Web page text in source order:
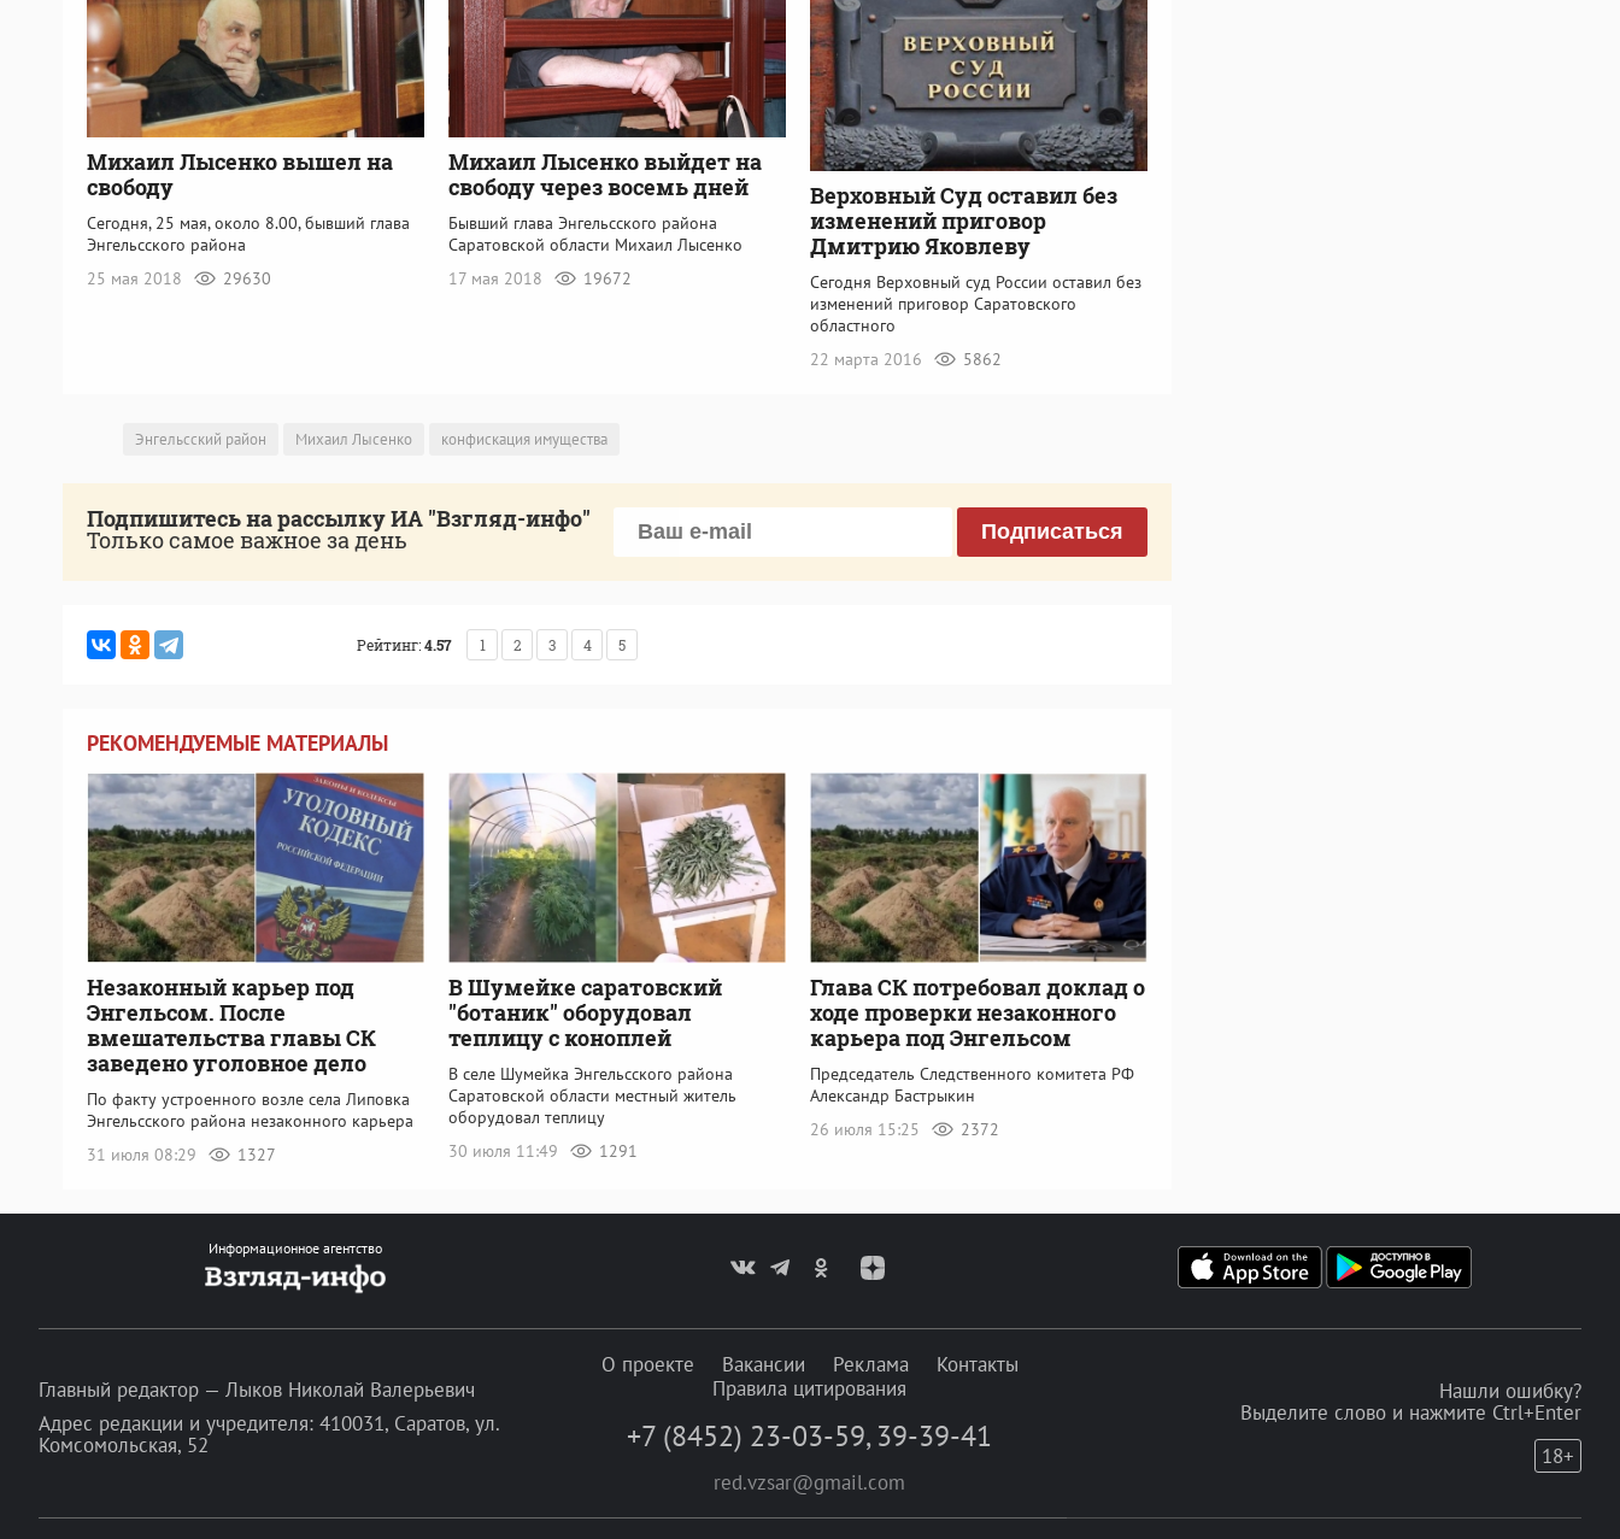
Михаил Лысенко вышел на
свободу
Сегодня, 25 мая, около 8.00, бывший глава
Энгельсского района
25 мая 2018
29630
Михаил Лысенко выйдет на
свободу через восемь дней
Бывший глава Энгельсского района
Саратовской области Михаил Лысенко
17 мая 2018
19672
Верховный Суд оставил без
изменений приговор
Дмитрию Яковлеву
Сегодня Верховный суд России оставил без
изменений приговор Саратовского
областного
22 марта 2016
5862
Энгельсский район Михаил Лысенко конфискация имущества
Подпишитесь на рассылку ИА "Взгляд-инфо"
Только самое важное за день Подписаться
Рейтинг:4.57 1 2 3 4 5
РЕКОМЕНДУЕМЫЕ МАТЕРИАЛЫ
Незаконный карьер под
Энгельсом. После
вмешательства главы СК
заведено уголовное дело
По факту устроенного возле села Липовка
Энгельсского района незаконного карьера
31 июля 08:29
1327
В Шумейке саратовский
"ботаник" оборудовал
теплицу с коноплей
В селе Шумейка Энгельсского района
Саратовской области местный житель
оборудовал теплицу
30 июля 11:49
1291
Глава СК потребовал доклад о
ходе проверки незаконного
карьера под Энгельсом
Председатель Следственного комитета РФ
Александр Бастрыкин
26 июля 15:25
2372
Информационное агентство
Главный редактор — Лыков Николай Валерьевич
Адрес редакции и учредителя: 410031, Саратов, ул.
Комсомольская, 52
О проекте Вакансии Реклама
Контакты
Правила цитирования
+7 (8452) 23-03-59, 39-39-41
red.vzsar@gmail.com
Нашли ошибку?
Выделите слово и нажмите Ctrl+Enter
18+